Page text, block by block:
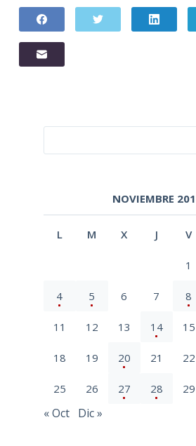
NOVIEMBRE
L M X J V
1
4 5 6 7 8
11 12 13 14 15
18 19 20 21 22
25 26 27 28 29
« Oct Dic »